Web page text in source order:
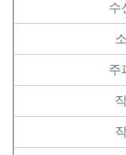
수
주